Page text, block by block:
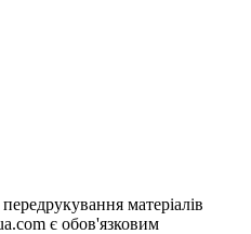
матеріалів
є обов'язковим